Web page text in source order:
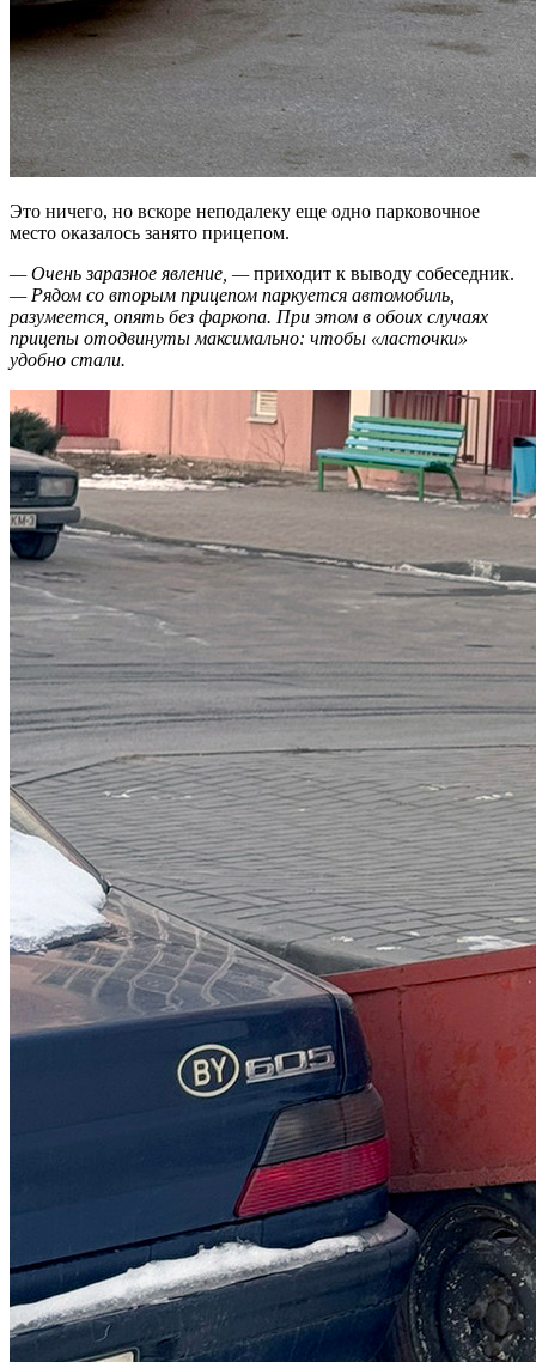
Это ничего, но вскоре неподалеку еще одно парковочное
место оказалось занято прицепом.
— Очень заразное явление, —приходит к выводу собеседник.
— Рядом со вторым прицепом паркуется автомобиль,
разумеется, опять без фаркопа. При этом в обоих случаях
прицепы отодвинуты максимально: чтобы «ласточки»
удобно стали.